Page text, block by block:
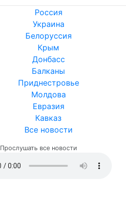
Россия
Украина
Белоруссия
Крым
Донбасс
Балканы
Приднестровье
Молдова
Евразия
Кавказ
Все новости
Прослушать все новости